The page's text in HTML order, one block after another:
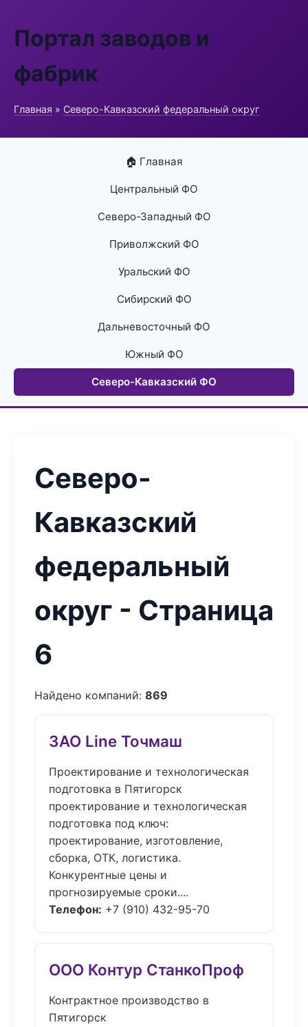
Портал заводов и
фабрик
Главная » Северо-Кавказский федеральный округ
🏠 Главная
Центральный ФО
Северо-Западный ФО
Приволжский ФО
Уральский ФО
Сибирский ФО
Дальневосточный ФО
Южный ФО
Северо-Кавказский ФО
Северо-
Кавказский
федеральный
округ - Страница
6
Найдено компаний: 869
ЗАО Line Точмаш
Проектирование и технологическая
подготовка в Пятигорск
проектирование и технологическая
подготовка под ключ:
проектирование, изготовление,
сборка, ОТК, логистика.
Конкурентные цены и
прогнозируемые сроки....
Телефон: +7 (910) 432-95-70
ООО Контур СтанкоПроф
Контрактное производство в
Пятигорск